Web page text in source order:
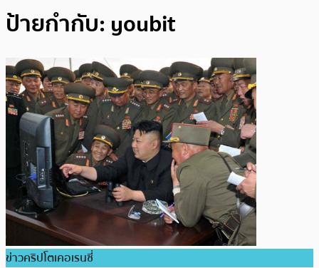
ป้ายกำกับ: youbit
ข่าวคริปโตเคอเรนซี่